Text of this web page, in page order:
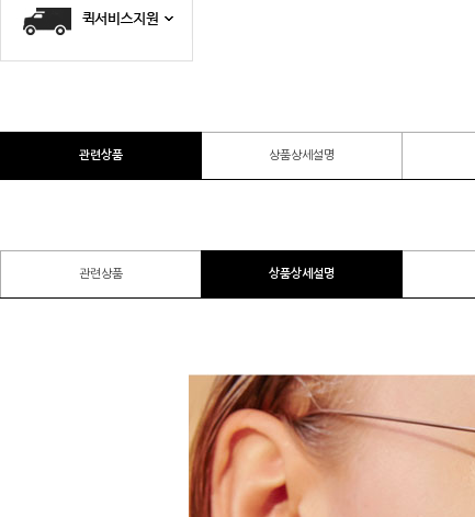
관련상품 상품상세설명
관련상품 상품상세설명